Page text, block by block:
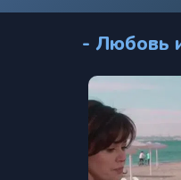
- Любовь